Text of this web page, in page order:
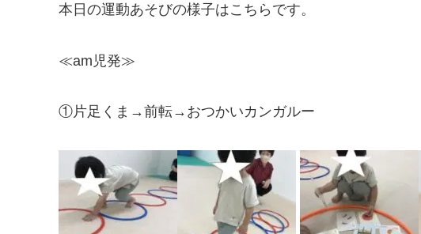
本日の運動あそびの様子はこちらです。
≪am児発≫
①片足くま→前転→おつかいカンガルー